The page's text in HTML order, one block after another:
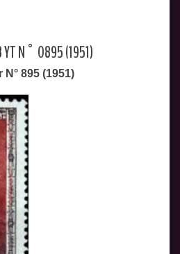
YT N° 0895 (1951)
895 (1951)